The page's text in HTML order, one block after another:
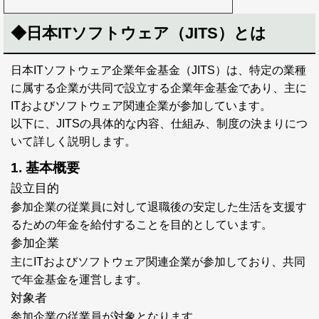
◆日本ITソフトウェア（JITS）とは
日本ITソフトウェア企業年金基金（JITS）は、特定の業種
に属する企業が共同で設立する企業年金基金であり、主に
ITおよびソフトウェア関連企業が参加しています。
以下に、JITSの具体的な内容、仕組み、制度の決まりにつ
いて詳しく説明します。
1. 基本概要
設立目的
参加企業の従業員に対して退職後の安定した生活を支援す
るための年金を給付することを目的としています。
参加企業
主にITおよびソフトウェア関連企業が参加しており、共同
で年金基金を運営します。
対象者
参加企業の従業員が対象となります。